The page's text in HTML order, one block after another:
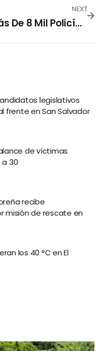
NEXT
Más De 8 Mil Policías Y Soldados Verifican Cumplimiento De Decreto 29 En Controles Vehículares
legislativos
frente en San Salvador
de víctimas
30
recibe
misión de rescate en
los 40 °C en El